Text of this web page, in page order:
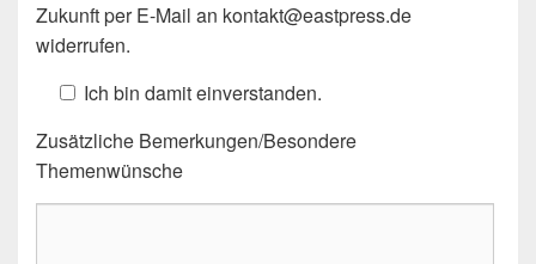
Zukunft per E-Mail an kontakt@eastpress.de
widerrufen.
Ich bin damit einverstanden.
Zusätzliche Bemerkungen/Besondere
Themenwünsche